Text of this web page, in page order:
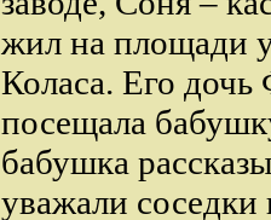
жил на площади
Коласа. Его
посещала
бабушка
уважали соседки